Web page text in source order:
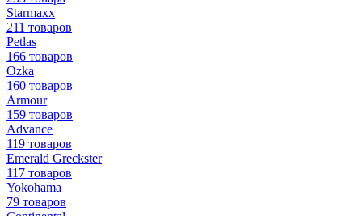
Starmaxx
211 товаров
Petlas
166 товаров
Ozka
160 товаров
Armour
159 товаров
Advance
119 товаров
Emerald Greckster
117 товаров
Yokohama
79 товаров